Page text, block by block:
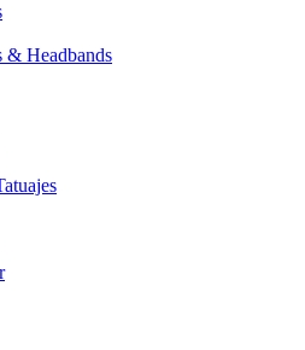
& Headbands